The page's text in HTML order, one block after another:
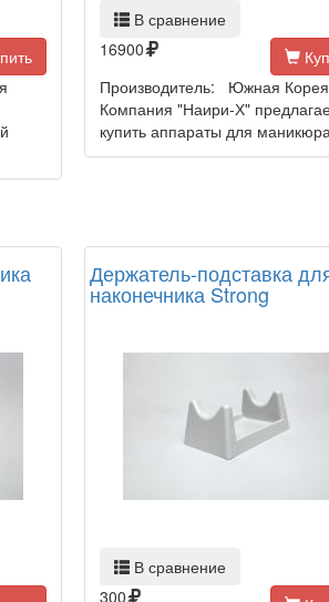
В сравнение
16900
Производитель: Южная Корея
Компания "Наири-Х"
купить аппараты для
Держатель-подставка
наконечника Strong
В сравнение
300